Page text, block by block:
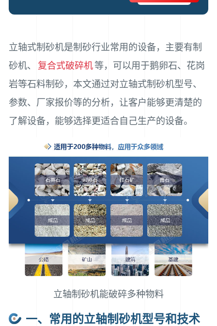
立轴式制砂机是制砂行业常用的设备，主要有制
砂机、
复合式破碎机等，可以用于鹅卵石、花岗
岩等石料制砂，本文通过对立轴式制砂机型号、
参数、厂家报价等的分析，让客户能够更清楚的
了解设备，能够选择更适合自己生产的设备。
立轴制砂机能破碎多种物料
一、常用的立轴制砂机型号和技术